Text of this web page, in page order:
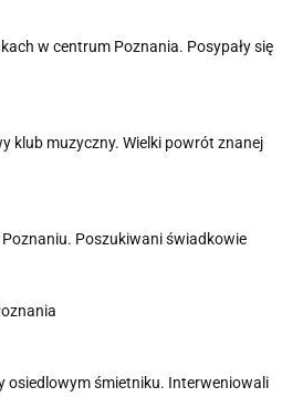
w centrum Poznania. Posypały się
klub muzyczny. Wielki powrót znanej
Poszukiwani świadkowie
osiedlowym śmietniku. Interweniowali